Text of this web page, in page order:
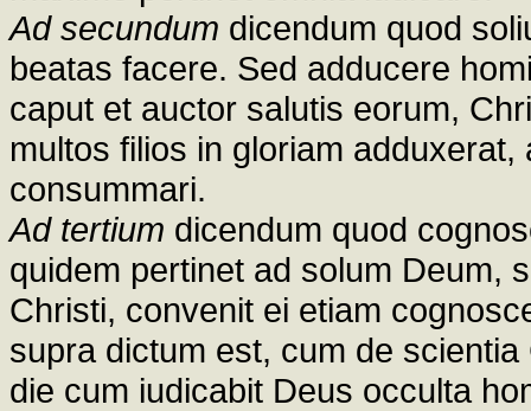
Ad secundum dicendum quod
beatas facere. Sed adducere
caput et auctor salutis eorum,
multos filios in gloriam
consummari.
Ad tertium dicendum quod
quidem pertinet ad solum Deum,
Christi, convenit ei etiam
supra dictum est, cum de
die cum iudicabit Deus occulta